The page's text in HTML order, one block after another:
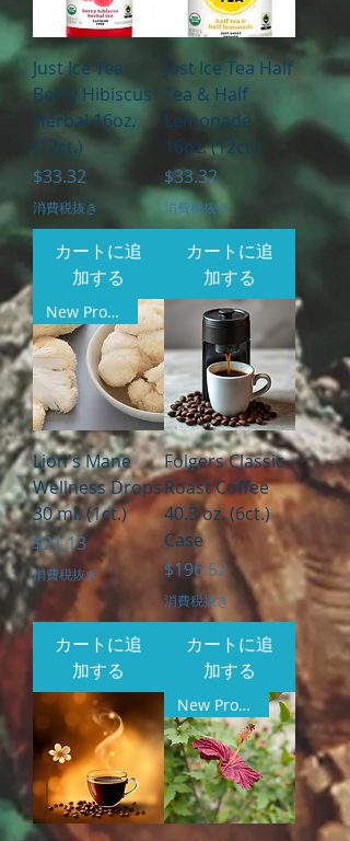
Just Ice Tea
Berry Hibiscus
Herbal 16oz.
(12ct.)
価格
$33.32
消費税抜き
カートに追
加する
Just Ice Tea Half
Tea & Half
Lemonade
16oz. (12ct.)
価格
$33.32
消費税抜き
カートに追
加する
New Product
Lion's Mane
Wellness Drops
30 ml. (1ct.)
価格
$21.13
消費税抜き
カートに追
加する
Folgers Classic
Roast Coffee
40.3 oz. (6ct.)
Case
価格
$196.52
消費税抜き
カートに追
加する
New Product